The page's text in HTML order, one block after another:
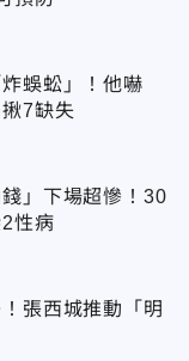
蜈蚣」！他嚇
7缺失
」下場超慘！30
性病
張西城推動「明